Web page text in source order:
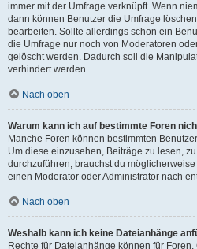
immer mit der Umfrage verknüpft. Wenn
dann können Benutzer die Umfrage
bearbeiten. Sollte allerdings schon ein
die Umfrage nur noch von Moderatoren
gelöscht werden. Dadurch soll die
verhindert werden.
Nach oben
Warum kann ich auf bestimmte Foren
Manche Foren können bestimmten
Um diese einzusehen, Beiträge zu lesen,
durchzuführen, brauchst du
einen Moderator oder Administrator nach
Nach oben
Weshalb kann ich keine Dateianhänge
Rechte für Dateianhänge können für